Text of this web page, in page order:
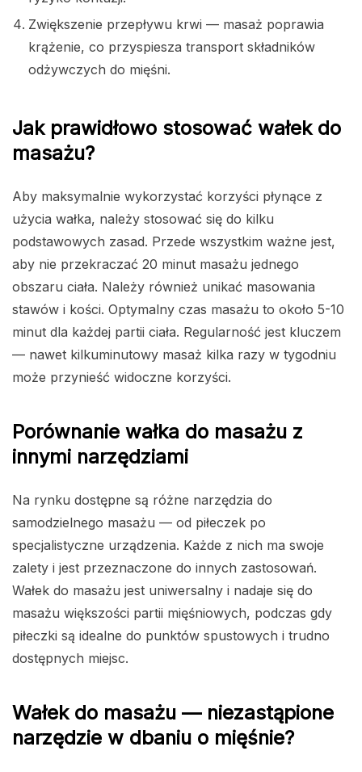
Zwiększenie przepływu krwi — masaż poprawia
krążenie, co przyspiesza transport składników
odżywczych do mięśni.
Jak prawidłowo stosować wałek do
masażu?
Aby maksymalnie wykorzystać korzyści płynące z
użycia wałka, należy stosować się do kilku
podstawowych zasad. Przede wszystkim ważne jest,
aby nie przekraczać 20 minut masażu jednego
obszaru ciała. Należy również unikać masowania
stawów i kości. Optymalny czas masażu to około 5-10
minut dla każdej partii ciała. Regularność jest kluczem
— nawet kilkuminutowy masaż kilka razy w tygodniu
może przynieść widoczne korzyści.
Porównanie wałka do masażu z
innymi narzędziami
Na rynku dostępne są różne narzędzia do
samodzielnego masażu — od piłeczek po
specjalistyczne urządzenia. Każde z nich ma swoje
zalety i jest przeznaczone do innych zastosowań.
Wałek do masażu jest uniwersalny i nadaje się do
masażu większości partii mięśniowych, podczas gdy
piłeczki są idealne do punktów spustowych i trudno
dostępnych miejsc.
Wałek do masażu — niezastąpione
narzędzie w dbaniu o mięśnie?